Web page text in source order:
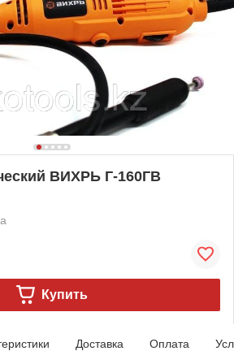
ВИХРЬ Г-160ГВ
Купить
Доставка Оплата